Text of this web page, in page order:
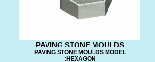
PAVING STONE MOULDS
PAVING STONE MOULDS MODEL
:HEXAGON